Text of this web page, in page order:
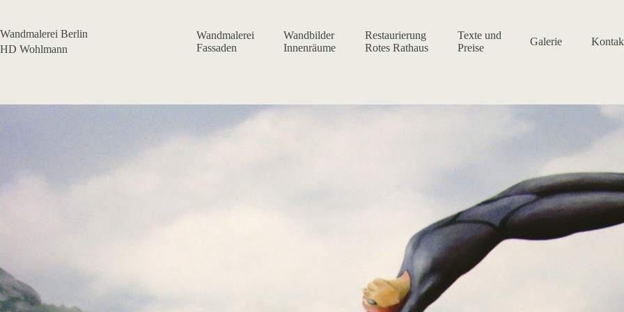
springen
Wandmalerei Berlin
HD Wohlmann
Wandmalerei
Fassaden
Wandbilder
Innenräume
Restaurierung
Rotes Rathaus
Texte und
Preise
Galerie